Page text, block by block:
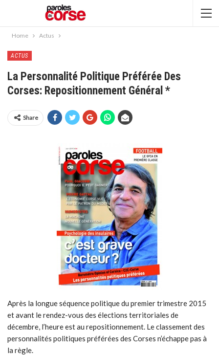
Home Actus
ACTUS
La Personnalité Politique Préférée Des
Corses: Repositionnement Général *
Share
Après la longue séquence politique du premier trimestre 2015
et avant le rendez-vous des élections territoriales de
décembre, l’heure est au repositionnement. Le classement des
personnalités politiques préférées des Corses n’échappe pas à
la règle.